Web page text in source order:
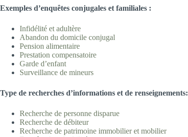
Exemples d’enquêtes conjugales et familiales :
Infidélité et adultère
Abandon du domicile conjugal
Pension alimentaire
Prestation compensatoire
Garde d’enfant
Surveillance de mineurs
Type de recherches d’informations et de renseignements:
Recherche de personne disparue
Recherche de débiteur
Recherche de patrimoine immobilier et mobilier